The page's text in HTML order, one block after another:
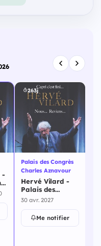
-
263j
Palais des Congrès
Charles Aznavour
Hervé Vilard -
Palais des
Congrès Charles
avril 2027
30 avr. 2027
Me notifier